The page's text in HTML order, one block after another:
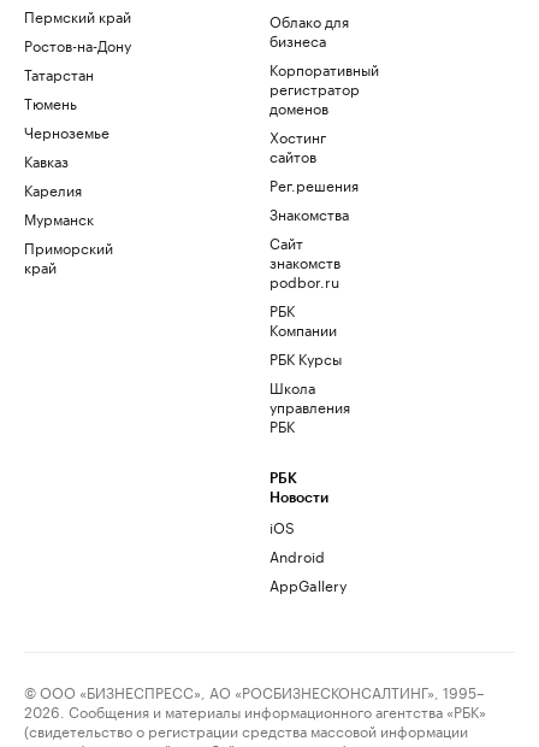
Пермский край
Ростов-на-Дону
Татарстан
Тюмень
Черноземье
Кавказ
Карелия
Мурманск
Приморский
край
Облако для
бизнеса
Корпоративный
регистратор
доменов
Хостинг
сайтов
Рег.решения
Знакомства
Сайт
знакомств
podbor.ru
РБК
Компании
РБК Курсы
Школа
управления
РБК
РБК
Новости
iOS
Android
AppGallery
© ООО «БИЗНЕСПРЕСС», АО «РОСБИЗНЕСКОНСАЛТИНГ», 1995–
2026. Сообщения и материалы информационного агентства «РБК»
(свидетельство о регистрации средства массовой информации